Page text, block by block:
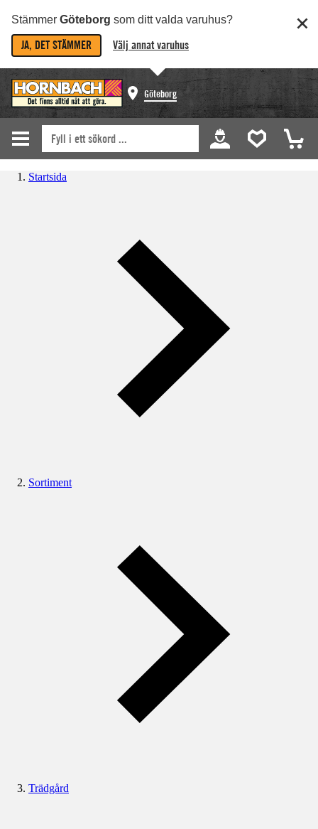
Stämmer Göteborg som ditt valda varuhus?
JA, DET STÄMMER Välj annat varuhus
Göteborg
Startsida
Sortiment
Trädgård